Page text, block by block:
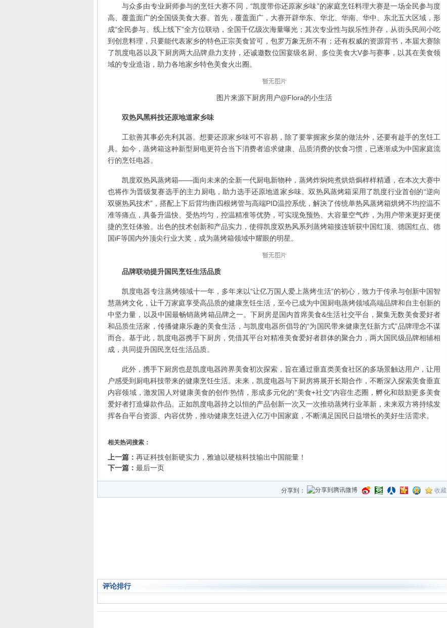
与众多由专业厨师参与的烹饪大赛不同，“凯度带你还原家乡味”的家庭烹饪料理大赛是一场全民参与度
高、覆盖面广的全国级美食大赛。首先，覆盖面广，大赛开辟华东、华北、华南、华中、东北五大区域，形
成“全民参与、线上线下”全方位联动，全国千亿级次海量曝光；其次专业性与娱乐性并存，从街头民间小吃
到创意料理，只要能代表家乡的特色正宗美食皆可，包罗万象无所不有；还有权威的资源背书，本届大赛除
了凯度电器以及下厨房两大品牌鼎力支持，还诚邀数位国宴级名厨、多位美食大V参与赛事，以其在美食领
域的专业造诣，助力各地家乡特色美食火出圈。
图片来源下厨房用户@Flora的小生活
双热风黑科技还原地道家乡味
工欲善其事必先利其器。想要还原家乡味可不容易，除了要掌握家乡菜的做法外，还要有趁手的烹饪工
具。如今，蒸烤箱这种新型厨电更符合当下消费者追求健康、品质消费的饮食习惯，已逐渐成为中国家庭流
行的烹饪电器。
凯度双热风蒸烤箱——面向未来的全新一代厨电新物种，蒸烤炸焖炖煮烘焙焗样样精通，在本次大赛中
也将作为晋级复赛选手的主力厨电，助力选手还原地道家乡味。双热风蒸烤箱采用了凯度行业首创的“逆向
双驱热风技术”，搭配上下后背均衡四根烤管与高端PID温控系统，解决了传统单热风蒸烤箱烘烤不均控温不
准等痛点，具备升温快、受热均匀，控温精准等优势，可实现免预热、大容量空气炸，为用户带来更好更便
捷的烹饪体验。出色的技术创新和产品实力，使得凯度双热风系列蒸烤箱接连斩获中国红顶、德国红点、德
国iF等国内外顶尖行业大奖，成为蒸烤箱领域中耀眼的明星。
品牌联动提升国民烹饪生活品质
凯度电器专注蒸烤领域十一年，多年来以“让亿万国人爱上蒸烤生活”的初心，致力于传承与创新中国智
慧蒸烤文化，让千万家庭享受高品质的健康烹饪生活，至今已成为中国厨电蒸烤领域高端品牌和自主创新的
中坚力量，以及中国最畅销蒸烤箱品牌之一。下厨房是国内首席美食&生活社交平台，聚集无数美食爱好者
和品质生活家，传播健康乐趣的美食生活，与凯度电器所倡导的“为国民带来健康烹饪新方式”品牌理念不谋
而合。基于此，凯度电器携手下厨房，凭借其平台对精准美食爱好者群体的聚合力，两大国民级品牌相辅相
成，共同提升国民烹饪生活品质。
此外，携手下厨房也是凯度电器跨界美食初次探索，旨在通过垂直类美食社区的多场景触达用户，让用
户感受到厨电科技带来的健康烹饪生活。未来，凯度电器与下厨房将展开长期合作，不断深入探索美食垂直
内容领域，激发国人对健康美食的创作热情，形成多元化的“美食+社交”内容生态圈，孵化和鼓励更多美食
爱好者打造爆款作品。正如凯度电器持之以恒的产品创新一次又一次推动蒸烤行业革新，未来双方将持续发
挥各自平台资源、内容优势，推动健康烹饪进入亿万中国家庭，不断满足国民日益增长的美好生活需求。
相关热词搜索：
上一篇： 再证科技创新硬实力，雅迪以硬核科技输出中国能量！
下一篇： 最后一页
分享到： 收藏
评论排行